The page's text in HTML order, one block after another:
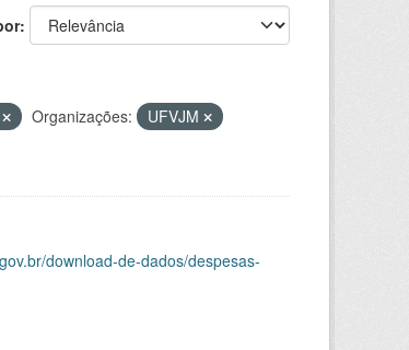
Organizações:
UFVJM
download-de-dados/despesas-